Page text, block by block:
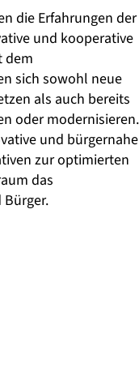
die Erfahrungen der
und kooperative
dem
sich sowohl neue
als auch bereits
oder modernisieren.
und bürgernahe
zur optimierten
das